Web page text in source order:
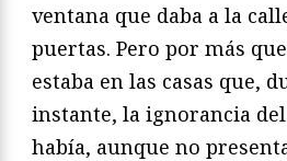
ventana que daba a la
puertas. Pero por más
estaba en las casas que,
instante, la ignorancia
había, aunque no